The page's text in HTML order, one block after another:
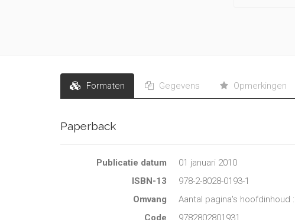
Formaten Gegevens Opmerkingen
Paperback
Publicatie datum
01 januari 2010
ISBN-13
978-2-8028-0193-1
Omvang
Aantal pagina's hoofdinhoud
Code
9782802801931